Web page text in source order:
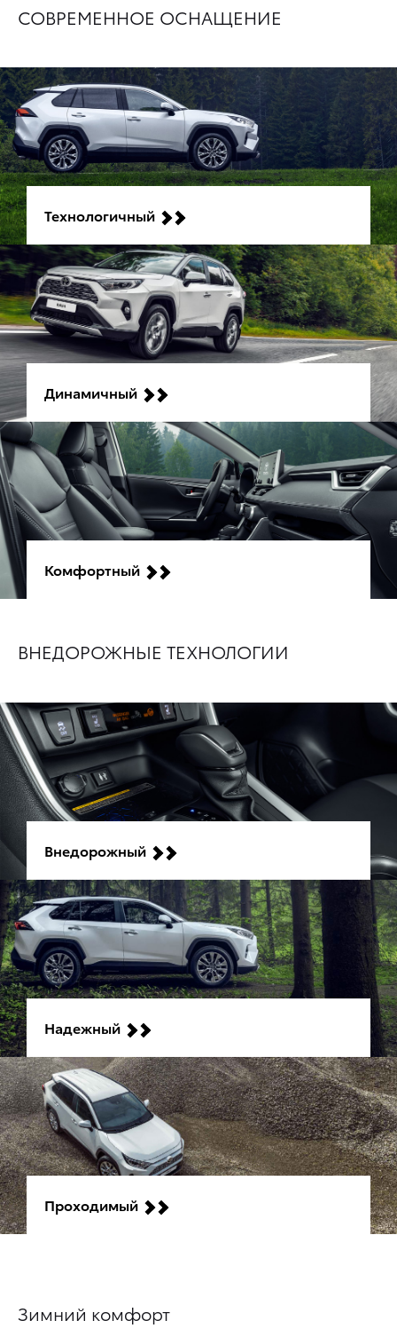
СОВРЕМЕННОЕ ОСНАЩЕНИЕ
Технологичный
Динамичный
Комфортный
ВНЕДОРОЖНЫЕ ТЕХНОЛОГИИ
Внедорожный
Надежный
Проходимый
Зимний комфорт